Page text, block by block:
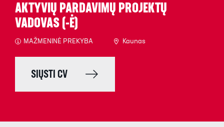
AKTYVIŲ PARDAVIMŲ PROJEKTŲ
VADOVAS (-Ė)
MAŽMENINĖ PREKYBA Kaunas
SIŲSTI CV